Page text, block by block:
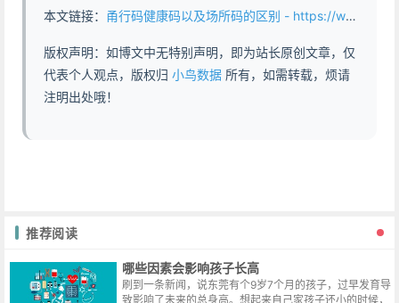
本文链接： 甬行码健康码以及场所码的区别 - https://www.abddb.com/different_of_qrcode.html
版权声明：如博文中无特别声明，即为站长原创文章，仅
代表个人观点，版权归 小鸟数据 所有，如需转载，烦请
注明出处哦！
推荐阅读
哪些因素会影响孩子长高
刷到一条新闻，说东莞有个9岁7个月的孩子，过早发育导
致影响了未来的总身高。想起来自己家孩子还小的时候，